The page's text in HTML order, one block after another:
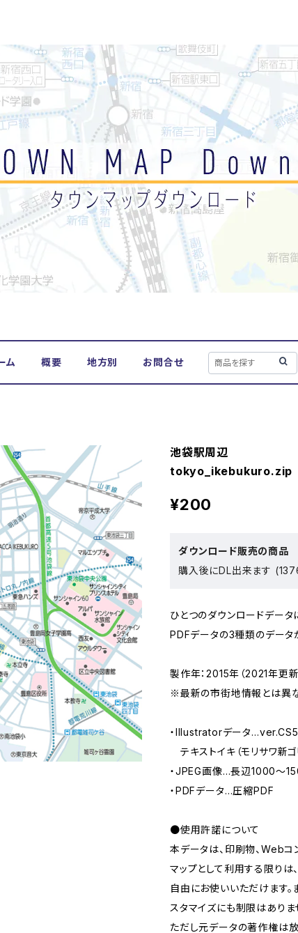
ム 概要 地方別 お問合せ
池袋駅周辺
tokyo_ikebukuro.zip
¥200
ダウンロード販売の商品
購入後にDL出来ます
ひとつのダウンロードデータ
PDFデータの3種類のデータ
製作年：2015年（2021年更新
※最新の市街地情報とは異
・Illustratorデータ…ver.CS5
テキストイキ（モリサワ新
・JPEG画像…長辺1000～
・PDFデータ…圧縮PDF
●使用許諾について
本データは、印刷物、Webコ
マップとして利用する限り
自由にお使いいただけます
スタマイズにも制限はありま
ただし元データの著作権は